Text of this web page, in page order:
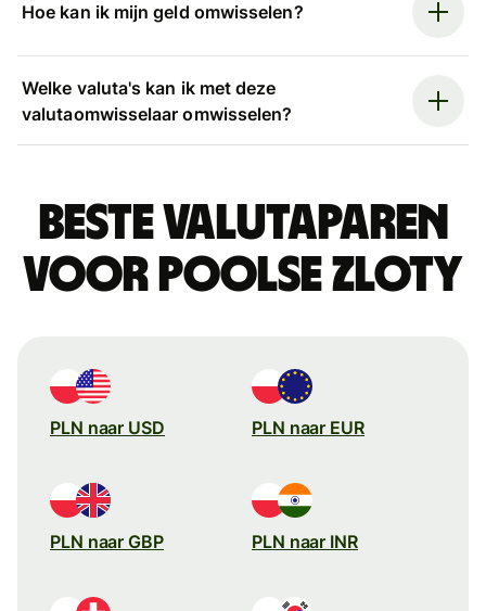
Hoe kan ik mijn geld omwisselen?
Welke valuta's kan ik met deze
valutaomwisselaar omwisselen?
Beste valutaparen
voor Poolse zloty
PLN naar USD PLN naar EUR
PLN naar GBP PLN naar INR